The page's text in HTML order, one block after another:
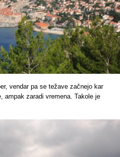
vendar pa se težave začnejo kar
ampak zaradi vremena. Takole je